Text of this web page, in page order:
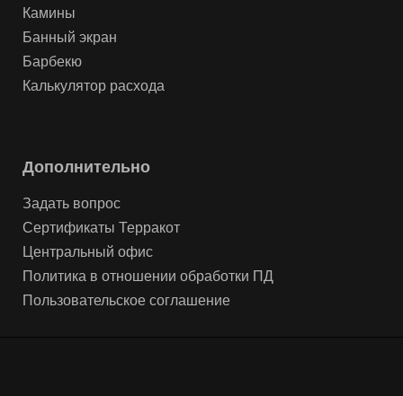
Камины
Банный экран
Барбекю
Калькулятор расхода
Дополнительно
Задать вопрос
Сертификаты Терракот
Центральный офис
Политика в отношении обработки ПД
Пользовательское соглашение